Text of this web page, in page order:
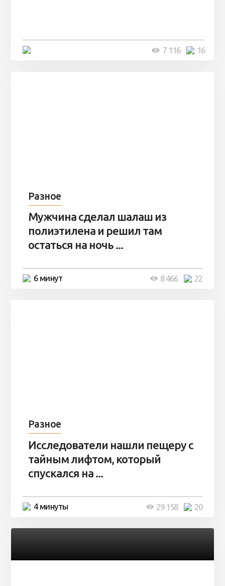
16
7 116
Разное
Мужчина сделал шалаш из
полиэтилена и решил там
остаться на ночь ...
6 минут 22
8 466
Разное
Исследователи нашли пещеру с
тайным лифтом, который
спускался на ...
4 минуты 20
29 158